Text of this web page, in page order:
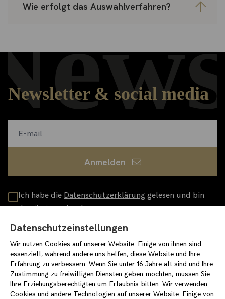
Datenschutzeinstellungen
Wir nutzen Cookies auf unserer Website. Einige von ihnen sind
essenziell, während andere uns helfen, diese Website und Ihre
Erfahrung zu verbessern. Wenn Sie unter 16 Jahre alt sind und Ihre
Zustimmung zu freiwilligen Diensten geben möchten, müssen Sie
Ihre Erziehungsberechtigten um Erlaubnis bitten. Wir verwenden
Cookies und andere Technologien auf unserer Website. Einige von
Wie erfolgt das Auswahlverfahren?
Newsletter & social media
Anmelden
Ich habe die Datenschutzerklärung gelesen und bin
damit einverstanden
/stiftungstarke
/stiftung_starke
ImpressumDatenschutzerklärung